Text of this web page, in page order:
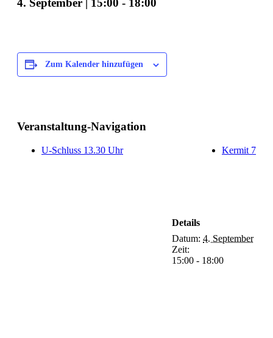
4. September | 15:00 - 18:00
Zum Kalender hinzufügen
Veranstaltung-Navigation
U-Schluss 13.30 Uhr Kermit 7
Details
Datum: 4. September
Zeit:
15:00 - 18:00